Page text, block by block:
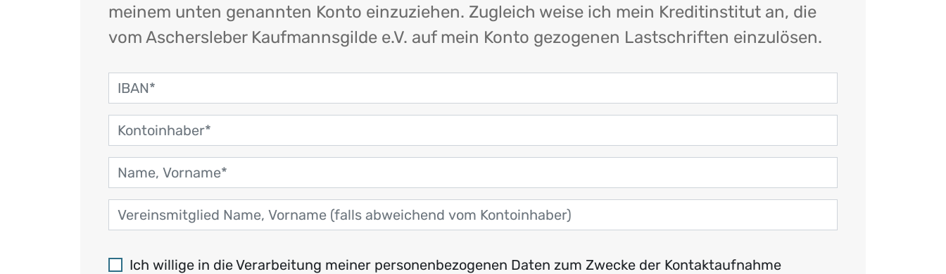
meinem unten genannten Konto einzuziehen. Zugleich weise ich mein Kreditinstitut an, die
vom Aschersleber Kaufmannsgilde e.V. auf mein Konto gezogenen Lastschriften einzulösen.
Ich willige in die Verarbeitung meiner personenbezogenen Daten zum Zwecke der Kontaktaufnahme